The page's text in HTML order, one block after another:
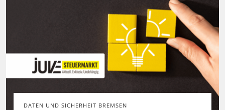
DATEN UND SICHERHEIT BREMSEN